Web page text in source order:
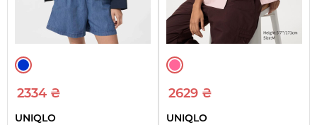
2334 ₴
UNIQLO
2629 ₴
UNIQLO